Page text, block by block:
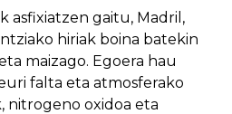
asfixiatzen gaitu, Madril,
hiriak boina batekin
maizago. Egoera hau
falta eta atmosferako
nitrogeno oxidoa eta